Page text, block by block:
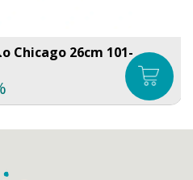
Chicago 26cm 101-